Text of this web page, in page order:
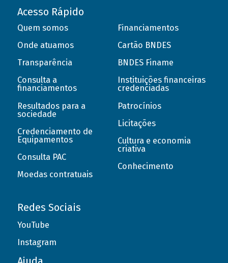
Acesso Rápido
Quem somos
Onde atuamos
Transparência
Consulta a
financiamentos
Resultados para a
sociedade
Credenciamento de
Equipamentos
Consulta PAC
Moedas contratuais
Financiamentos
Cartão BNDES
BNDES Finame
Instituições financeiras
credenciadas
Patrocínios
Licitações
Cultura e economia
criativa
Conhecimento
Redes Sociais
YouTube
Instagram